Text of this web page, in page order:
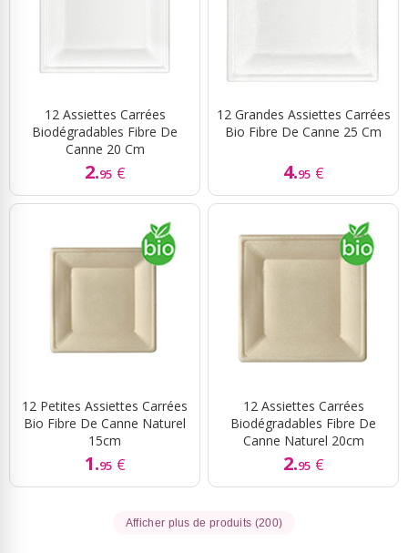
12 Assiettes Carrées
Biodégradables Fibre De
Canne 20 Cm
2.95 €
12 Grandes Assiettes Carrées
Bio Fibre De Canne 25 Cm
4.95 €
12 Petites Assiettes Carrées
Bio Fibre De Canne Naturel
15cm
1.95 €
12 Assiettes Carrées
Biodégradables Fibre De
Canne Naturel 20cm
2.95 €
Afficher plus de produits (200)